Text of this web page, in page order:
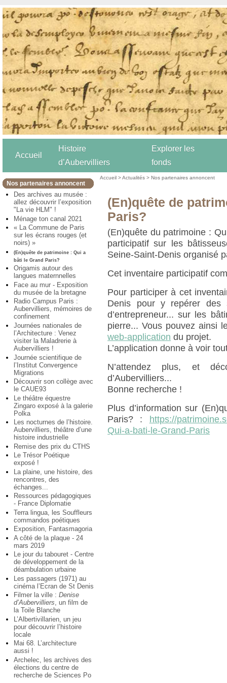
Accueil
Histoire
d’Aubervilliers
Explorer les
fonds
Nos partenaires annoncent
Des archives au musée :
allez découvrir l’exposition
"La vie HLM" !
Ménage ton canal 2021
« La Commune de Paris
sur les écrans rouges (et
noirs) »
(En)quête de patrimoine : Qui a
bâti le Grand Paris?
Origamis autour des
langues maternnelles
Face au mur - Exposition
du musée de la bretagne
Radio Campus Paris :
Aubervilliers, mémoires de
confinement
Journées nationales de
l’Architecture : Venez
visiter la Maladrerie à
Aubervilliers !
Journée scientifique de
l’Institut Convergence
Migrations
Découvrir son collège avec
le CAUE93
Le théâtre équestre
Zingaro exposé à la galerie
Polka
Les nocturnes de l’histoire.
Aubervilliers, théâtre d’une
histoire industrielle
Remise des prix du CTHS
Le Trésor Poétique
exposé !
La plaine, une histoire, des
rencontres, des
échanges...
Ressources pédagogiques
- France Diplomatie
Terra lingua, les Souffleurs
commandos poétiques
Exposition, Fantasmagoria
A côté de la plaque - 24
mars 2019
Le jour du tabouret - Centre
de développement de la
déambulation urbaine
Les passagers (1971) au
cinéma l’Ecran de St Denis
Filmer la ville : Denise
d’Aubervilliers, un film de
la Toile Blanche
L’Albertivillarien, un jeu
pour découvrir l’histoire
locale
Mai 68. L’architecture
aussi !
Archelec, les archives des
élections du centre de
recherche de Sciences Po
Accueil >Actualités>Nos partenaires annoncent
(En)quête de
Paris?
(En)quête du patrimoine :
participatif sur les
Seine-Saint-Denis organisé
Cet inventaire participatif
Pour participer à cet
Denis pour y repérer des
d’entrepreneur... sur les
pierre... Vous pouvez ainsi
web-application du projet.
L’application donne à voir
N’attendez plus, et
d’Aubervilliers...
Bonne recherche !
Plus d’information sur
Paris? :
https://
Qui-a-bati-le-Grand-Paris